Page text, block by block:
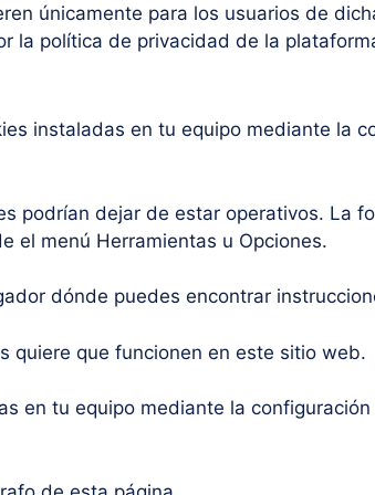
únicamente para los usuarios de
la política de privacidad de la
instaladas en tu equipo mediante la
podrían dejar de estar operativos. La
el menú Herramientas u Opciones.
dónde puedes encontrar
quiere que funcionen en este sitio web.
en tu equipo mediante la